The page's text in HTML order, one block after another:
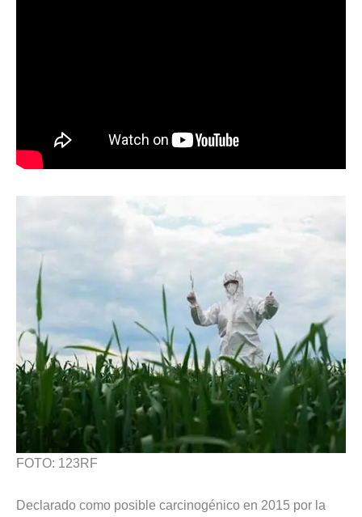
FOTO: 123RF
Declarado como posible carcinogénico en 2015 por la